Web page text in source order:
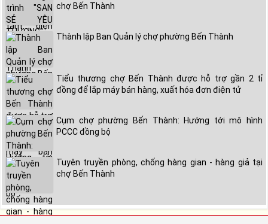
chợ Bến Thành
Thành lập Ban Quản lý chợ phường Bến Thành
Tiểu thương chợ Bến Thành được hỗ trợ gần 2 tỉ
đồng để lắp máy bán hàng, xuất hóa đơn điện tử
Cụm chợ phường Bến Thành: Hướng tới mô hình
PCCC đồng bộ
Tuyên truyền phòng, chống hàng gian - hàng giả tại
chợ Bến Thành